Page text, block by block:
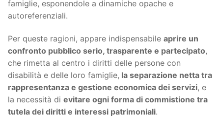
famiglie, esponendole a dinamiche opache e
autoreferenziali.
Per queste ragioni, appare indispensabile aprire un
confronto pubblico serio, trasparente e partecipato,
che rimetta al centro i diritti delle persone con
disabilità e delle loro famiglie, la separazione netta tra
rappresentanza e gestione economica dei servizi, e
la necessità di evitare ogni forma di commistione tra
tutela dei diritti e interessi patrimoniali.